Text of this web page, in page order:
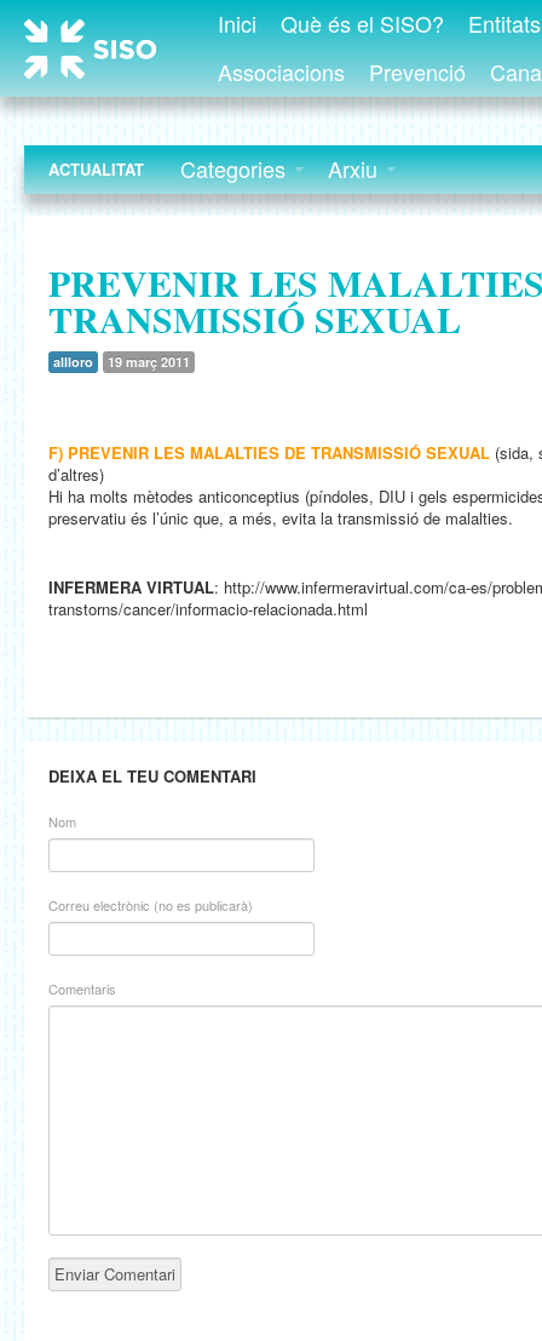
Inici Què és el SISO?
Associacions
Prevenció
ACTUALITAT Categories Arxiu
PREVENIR LES
TRANSMISSIÓ SEXUAL
allloro 19 març 2011
F) PREVENIR LES MALALTIES DE TRANSMISSIÓ SEXUAL (sida,
d’altres)
Hi ha molts mètodes anticonceptius (píndoles, DIU i gels
preservatiu és l’únic que, a més, evita la transmissió de malalties.
INFERMERA VIRTUAL: http://www.infermeravirtual.com/ca-es/
transtorns/cancer/informacio-relacionada.html
DEIXA EL TEU COMENTARI
Nom
Correu electrònic (no es publicarà)
Comentaris